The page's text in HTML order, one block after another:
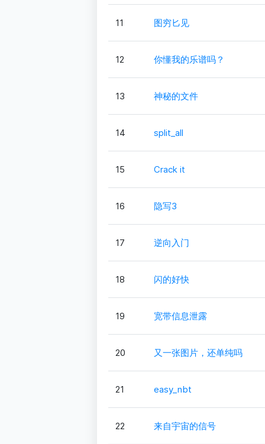
11 图穷匕见
12 你懂我的乐谱吗？
13 神秘的文件
14 split_all
15 Crack it
16 隐写3
17 逆向入门
18 闪的好快
19 宽带信息泄露
20 又一张图片，还单纯吗
21 easy_nbt
22 来自宇宙的信号